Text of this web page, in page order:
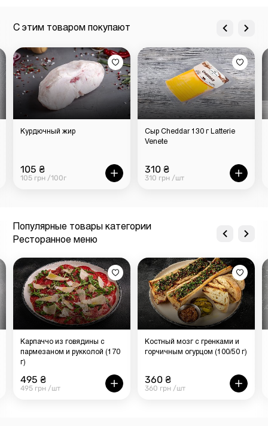
С этим товаром покупают
Курдючный жир
105 ₴
105 грн /100г
Сыр Cheddar 130 г Latterie
Venete
310 ₴
310 грн /шт
Популярные товары категории
Ресторанное меню
Карпаччо из говядины с
пармезаном и рукколой (170
г)
495 ₴
495 грн /шт
Костный мозг с гренками и
горчичным огурцом (100/50 г)
360 ₴
360 грн /шт